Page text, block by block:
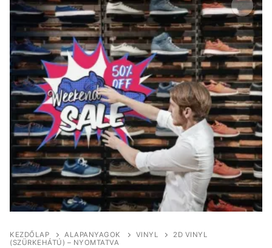
KEZDŐLAP ALAPANYAGOK VINYL
2D VINYL
(SZÜRKEHÁTÚ) – NYOMTATVA